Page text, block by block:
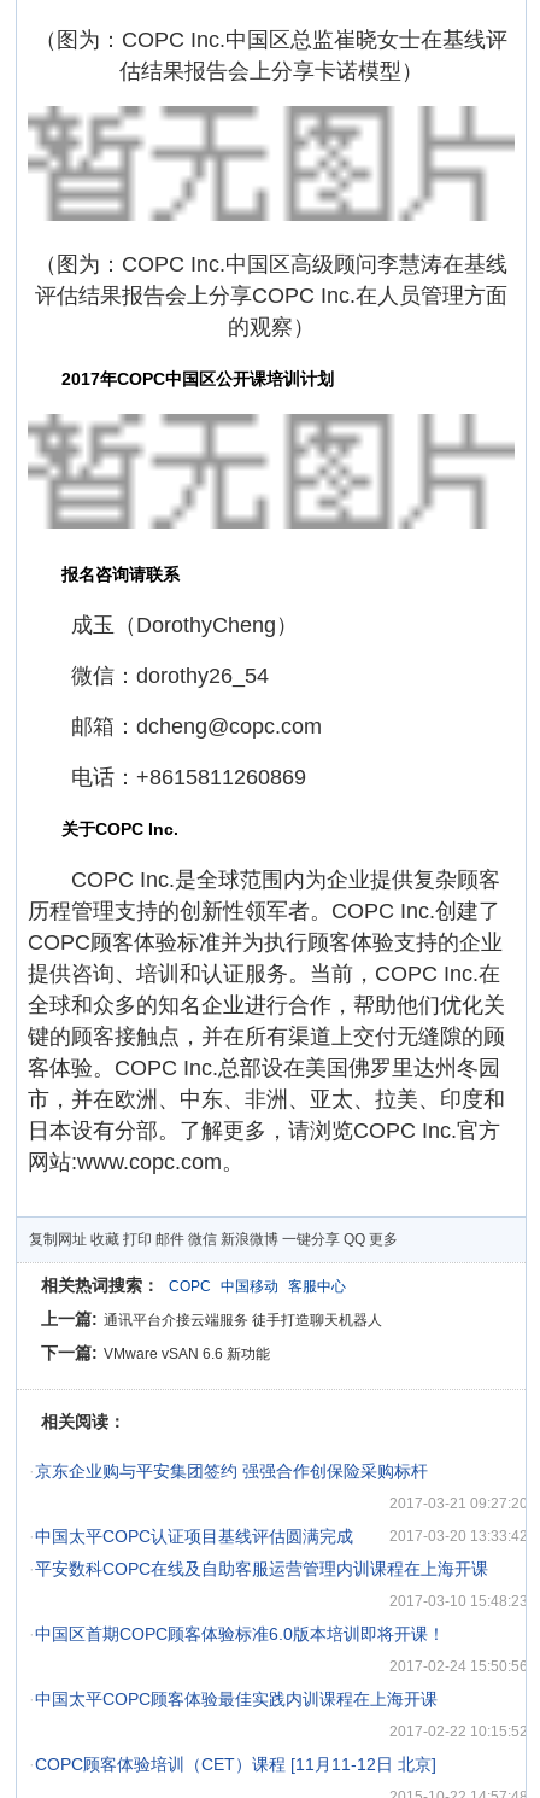
（图为：COPC Inc.中国区总监崔晓女士在基线评
估结果报告会上分享卡诺模型）
（图为：COPC Inc.中国区高级顾问李慧涛在基线
评估结果报告会上分享COPC Inc.在人员管理方面
的观察）
2017年COPC中国区公开课培训计划
报名咨询请联系
成玉（DorothyCheng）
微信：dorothy26_54
邮箱：dcheng@copc.com
电话：+8615811260869
关于COPC Inc.
COPC Inc.是全球范围内为企业提供复杂顾客
历程管理支持的创新性领军者。COPC Inc.创建了
COPC顾客体验标准并为执行顾客体验支持的企业
提供咨询、培训和认证服务。当前，COPC Inc.在
全球和众多的知名企业进行合作，帮助他们优化关
键的顾客接触点，并在所有渠道上交付无缝隙的顾
客体验。COPC Inc.总部设在美国佛罗里达州冬园
市，并在欧洲、中东、非洲、亚太、拉美、印度和
日本设有分部。了解更多，请浏览COPC Inc.官方
网站:www.copc.com。
复制网址 收藏 打印 邮件 微信 新浪微博 一键分享 QQ 更多
相关热词搜索： COPC 中国移动 客服中心
上一篇: 通讯平台介接云端服务 徒手打造聊天机器人
下一篇: VMware vSAN 6.6 新功能
相关阅读：
·京东企业购与平安集团签约 强强合作创保险采购标杆
2017-03-21 09:27:20
·中国太平COPC认证项目基线评估圆满完成 2017-03-20 13:33:42
·平安数科COPC在线及自助客服运营管理内训课程在上海开课
2017-03-10 15:48:23
·中国区首期COPC顾客体验标准6.0版本培训即将开课！
2017-02-24 15:50:56
·中国太平COPC顾客体验最佳实践内训课程在上海开课
2017-02-22 10:15:52
·COPC顾客体验培训（CET）课程 [11月11-12日 北京]